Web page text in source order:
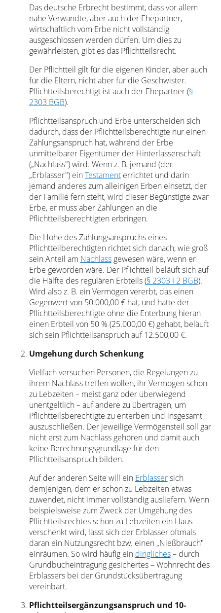
Das deutsche Erbrecht bestimmt, dass vor allem
nahe Verwandte, aber auch der Ehepartner,
wirtschaftlich vom Erbe nicht vollständig
ausgeschlossen werden dürfen. Um dies zu
gewährleisten, gibt es das Pflichtteilsrecht.
Der Pflichtteil gilt für die eigenen Kinder, aber auch
für die Eltern, nicht aber für die Geschwister.
Pflichtteilsberechtigt ist auch der Ehepartner (§
2303 BGB).
Pflichtteilsanspruch und Erbe unterscheiden sich
dadurch, dass der Pflichtteilsberechtigte nur einen
Zahlungsanspruch hat, während der Erbe
unmittelbarer Eigentümer der Hinterlassenschaft
(„Nachlass") wird. Wenn z. B. jemand (der
„Erblasser") einTestamenterrichtet und darin
jemand anderes zum alleinigen Erben einsetzt, der
der Familie fern steht, wird dieser Begünstigte zwar
Erbe, er muss aber Zahlungen an die
Pflichtteilsberechtigten erbringen.
Die Höhe des Zahlungsanspruchs eines
Pflichtteilberechtigten richtet sich danach, wie groß
sein Anteil am Nachlassgewesen wäre, wenn er
Erbe geworden wäre. Der Pflichtteil beläuft sich auf
die Hälfte des regulären Erbteils (§ 2303 I 2 BGB).
Wird also z. B. ein Vermögen vererbt, das einen
Gegenwert von 50.000,00 € hat, und hätte der
Pflichtteilsberechtigte ohne die Enterbung hieran
einen Erbteil von 50 % (25.000,00 €) gehabt, beläuft
sich sein Pflichtteilsanspruch auf 12.500,00 €.
Umgehung durch Schenkung
Vielfach versuchen Personen, die Regelungen zu
ihrem Nachlass treffen wollen, ihr Vermögen schon
zu Lebzeiten – meist ganz oder überwiegend
unentgeltlich – auf andere zu übertragen, um
Pflichtteilsberechtigte zu enterben und insgesamt
auszuschließen. Der jeweilige Vermögensteil soll gar
nicht erst zum Nachlass gehören und damit auch
keine Berechnungsgrundlage für den
Pflichtteilsanspruch bilden.
Auf der anderen Seite will ein Erblassersich
demjenigen, dem er schon zu Lebzeiten etwas
zuwendet, nicht immer vollständig ausliefern. Wenn
beispielsweise zum Zweck der Umgehung des
Pflichtteilsrechtes schon zu Lebzeiten ein Haus
verschenkt wird, lässt sich der Erblasser oftmals
daran ein Nutzungsrecht bzw. einen „Nießbrauch"
einräumen. So wird häufig ein dingliches– durch
Grundbucheintragung gesichertes – Wohnrecht des
Erblassers bei der Grundstücksübertragung
vereinbart.
Pflichtteilsergänzungsanspruch und 10-